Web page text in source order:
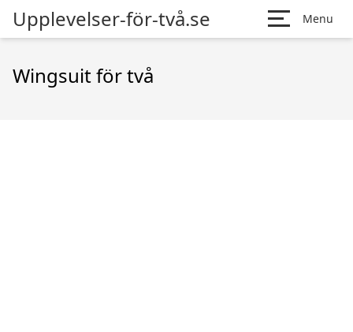
Upplevelser-för-två.se Menu
Wingsuit för två